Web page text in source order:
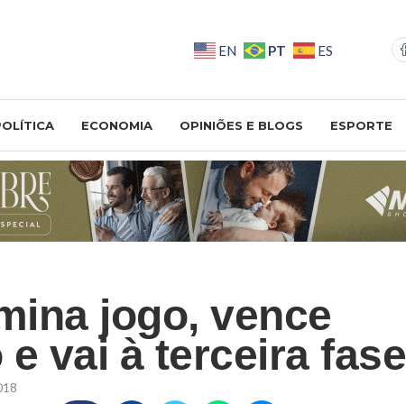
EN PT ES
ECONOMIA OPINIÕES E BLOGS ESPORTE
jogo, vence
vai à terceira fase